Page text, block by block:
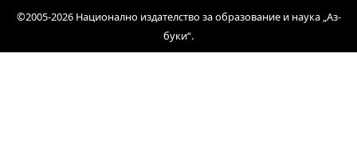
©2005-2026 Национално издателство за образование и наука „Аз-
буки“.